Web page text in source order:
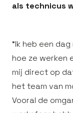
als technicus
“Ik heb een
hoe ze werken
mij direct op
het team van
Vooral de